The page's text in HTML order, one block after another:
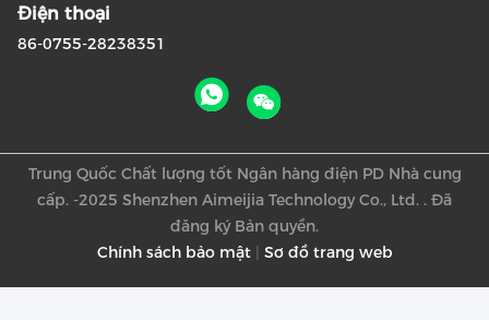
Điện thoại
86-0755-28238351
Chính sách bảo mật| Sơ đồ trang web
Trung Quốc Chất lượng tốt Ngân hàng điện PD Nhà cung
cấp. -2025 Shenzhen Aimeijia Technology Co., Ltd. . Đã
đăng ký Bản quyền.